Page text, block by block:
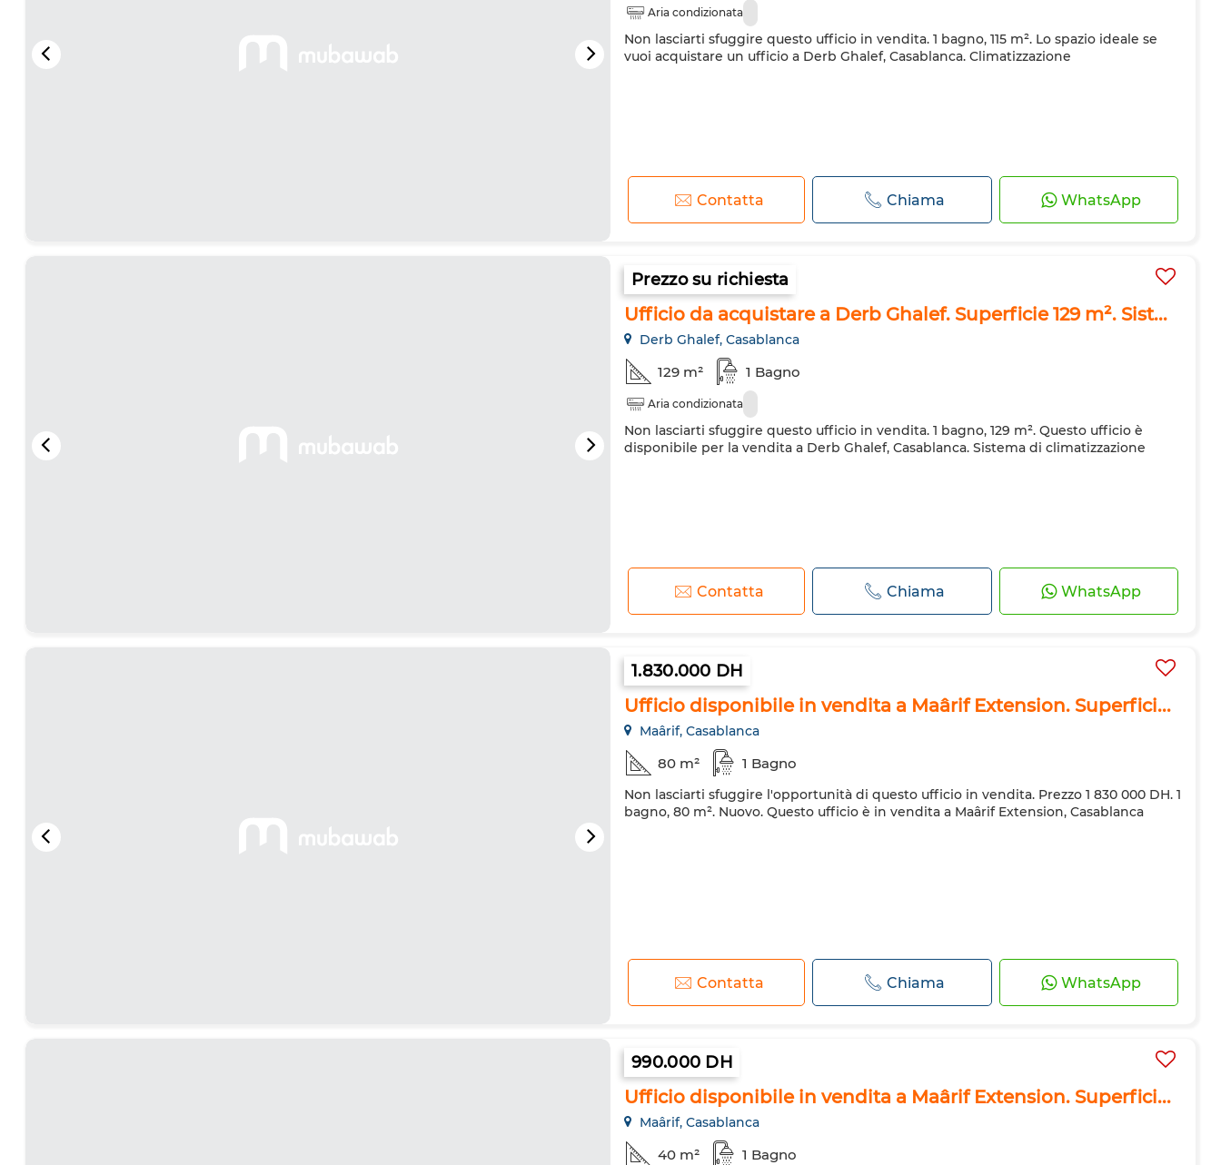
Aria condizionata
Non lasciarti sfuggire questo ufficio in vendita. 1 bagno, 115 m². Lo spazio ideale se
vuoi acquistare un ufficio a Derb Ghalef, Casablanca. Climatizzazione
Contatta Chiama WhatsApp
Prezzo su richiesta
Ufficio da acquistare a Derb Ghalef. Superficie 129 m². Sist...
Derb Ghalef, Casablanca
129 m² 1 Bagno
Aria condizionata
Non lasciarti sfuggire questo ufficio in vendita. 1 bagno, 129 m². Questo ufficio è
disponibile per la vendita a Derb Ghalef, Casablanca. Sistema di climatizzazione
Contatta Chiama WhatsApp
1.830.000 DH
Ufficio disponibile in vendita a Maârif Extension. Superfici...
Maârif, Casablanca
80 m² 1 Bagno
Non lasciarti sfuggire l'opportunità di questo ufficio in vendita. Prezzo 1 830 000 DH. 1
bagno, 80 m². Nuovo. Questo ufficio è in vendita a Maârif Extension, Casablanca
Contatta Chiama WhatsApp
990.000 DH
Ufficio disponibile in vendita a Maârif Extension. Superfici...
Maârif, Casablanca
40 m² 1 Bagno